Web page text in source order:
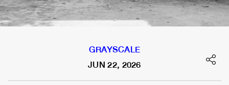
GRAYSCALE
JUN 22, 2026